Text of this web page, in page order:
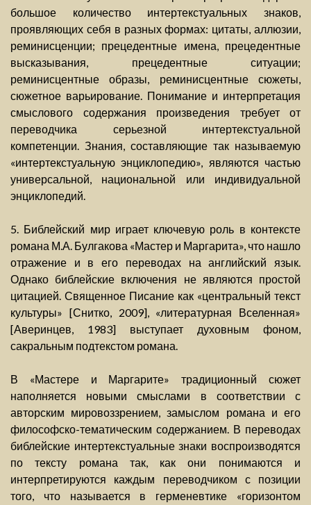
большое количество интертекстуальных знаков,
проявляющих себя в разных формах: цитаты, аллюзии,
реминисценции; прецедентные имена, прецедентные
высказывания, прецедентные ситуации;
реминисцентные образы, реминисцентные сюжеты,
сюжетное варьирование. Понимание и интерпретация
смыслового содержания произведения требует от
переводчика серьезной интертекстуальной
компетенции. Знания, составляющие так называемую
«интертекстуальную энциклопедию», являются частью
универсальной, национальной или индивидуальной
энциклопедий.
5. Библейский мир играет ключевую роль в контексте
романа М.А. Булгакова «Мастер и Маргарита», что нашло
отражение и в его переводах на английский язык.
Однако библейские включения не являются простой
цитацией. Священное Писание как «центральный текст
культуры» [Снитко, 2009], «литературная Вселенная»
[Аверинцев, 1983] выступает духовным фоном,
сакральным подтекстом романа.
В «Мастере и Маргарите» традиционный сюжет
наполняется новыми смыслами в соответствии с
авторским мировоззрением, замыслом романа и его
философско-тематическим содержанием. В переводах
библейские интертекстуальные знаки воспроизводятся
по тексту романа так, как они понимаются и
интерпретируются каждым переводчиком с позиции
того, что называется в герменевтике «горизонтом